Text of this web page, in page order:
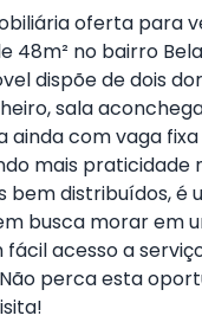
oferta para
48m² no bairro
dispõe de dois
sala
ainda com vaga
mais praticidade
bem distribuídos, é
busca morar em
acesso a
perca esta